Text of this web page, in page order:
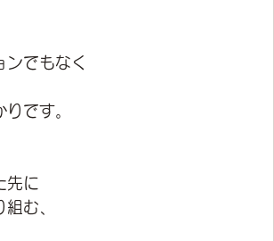
ンでもなく
です。
先に
む、